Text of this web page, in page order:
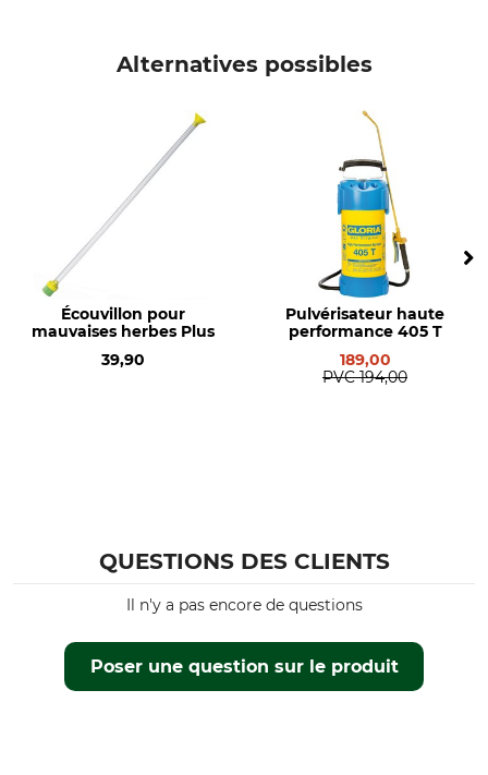
Alternatives possibles
Écouvillon pour
mauvaises herbes Plus
39,90
Pulvérisateur haute
performance 405 T
189,00
PVC 194,00
QUESTIONS DES CLIENTS
Poser une question sur le produit
Il n'y a pas encore de questions